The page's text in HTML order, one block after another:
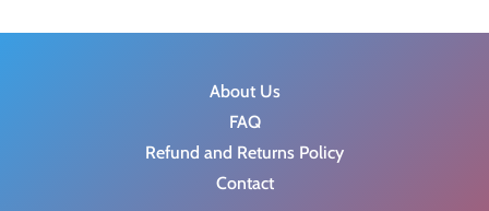
About Us
FAQ
Refund and Returns Policy
Contact